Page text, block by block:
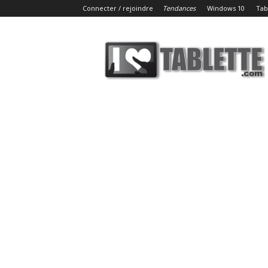
Connecter / rejoindre Tendances Windows 10